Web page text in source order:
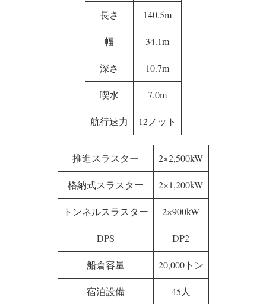
長さ 140.5m
幅 34.1m
深さ 10.7m
喫水 7.0m
航行速力 12ノット
推進スラスター 2×2,500kW
格納式スラスター 2×1,200kW
トンネルスラスター 2×900kW
DPS DP2
船倉容量 20,000トン
宿泊設備 45人